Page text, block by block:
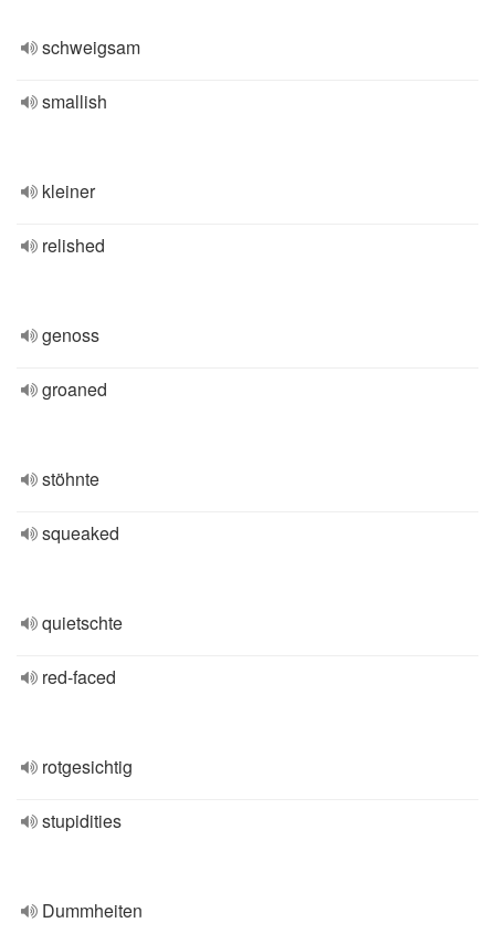
schweigsam
smallish
kleiner
relished
genoss
groaned
stöhnte
squeaked
quietschte
red-faced
rotgesichtig
stupidities
Dummheiten